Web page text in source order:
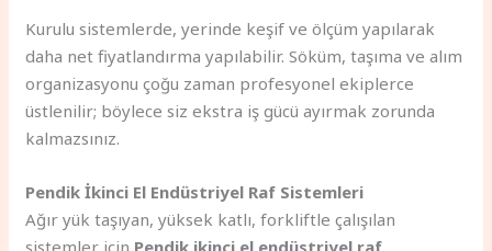
Kurulu sistemlerde, yerinde keşif ve ölçüm yapılarak
daha net fiyatlandırma yapılabilir. Söküm, taşıma ve alım
organizasyonu çoğu zaman profesyonel ekiplerce
üstlenilir; böylece siz ekstra iş gücü ayırmak zorunda
kalmazsınız.
Pendik İkinci El Endüstriyel Raf Sistemleri
Ağır yük taşıyan, yüksek katlı, forkliftle çalışılan